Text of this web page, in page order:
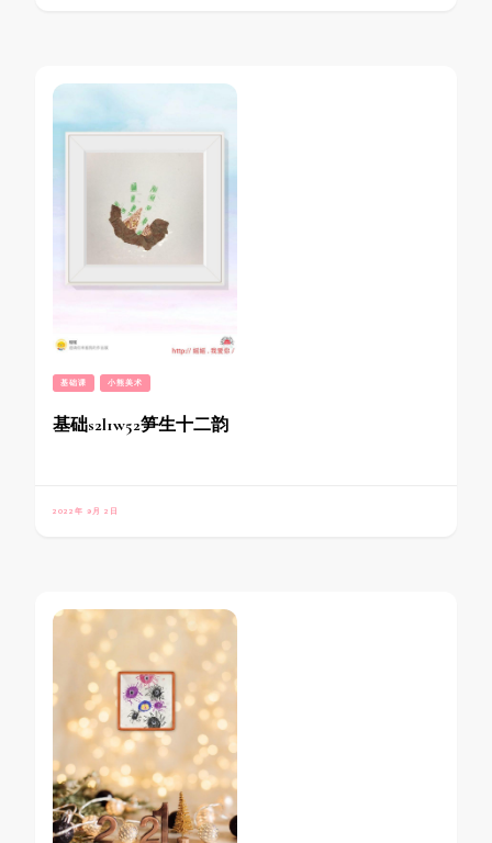
基础课 小熊美术
基础s2l1w52笋生十二韵
2022年 9月 2日